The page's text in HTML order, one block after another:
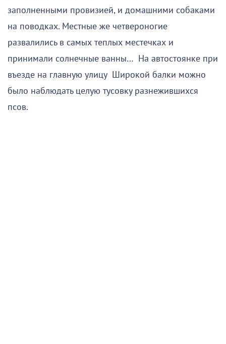
заполненными провизией, и домашними собаками
на поводках. Местные же четвероногие
развалились в самых теплых местечках и
принимали солнечные ванны… На автостоянке при
въезде на главную улицу Широкой балки можно
было наблюдать целую тусовку разнежившихся
псов.